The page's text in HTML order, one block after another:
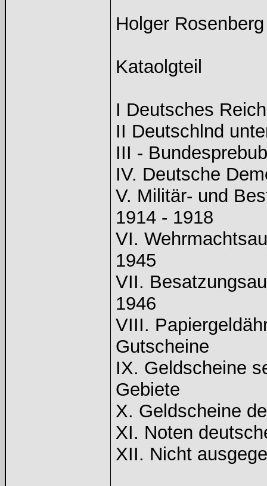
Holger
Kataolgteil
I Deutsches
II Deutschlnd
III -
IV. Deutsche
V. Militär- und
1914 - 1918
VI.
1945
VII.
1946
VIII.
Gutscheine
IX. Geldscheine
Gebiete
X. Geldscheine
XI. Noten
XII. Nicht